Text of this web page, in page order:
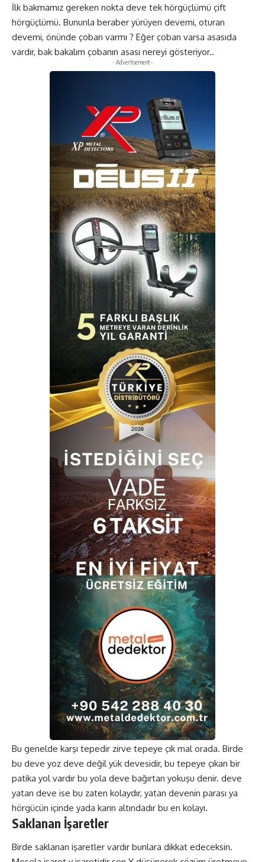
İlk bakmamız gereken nokta deve tek hörgüçlümü çift
hörgüçlümü. Bununla beraber yürüyen devemi, oturan
devemi, önünde çoban varmı ? Eğer çoban varsa asasıda
vardır, bak bakalım çobanın asası nereyi gösteriyor..
- Advertisement -
Bu genelde karşı tepedir zirve tepeye çık mal orada. Birde
bu deve yoz deve değil yük devesidir, bu tepeye çıkan bir
patika yol vardır bu yola deve bağırtan yokuşu denir. deve
yatan deve ise bu zaten kolaydır, yatan devenin parası ya
hörgücün içinde yada karın altındadır bu en kolayı.
Saklanan İşaretler
Birde saklanan işaretler vardır bunlara dikkat edeceksin.